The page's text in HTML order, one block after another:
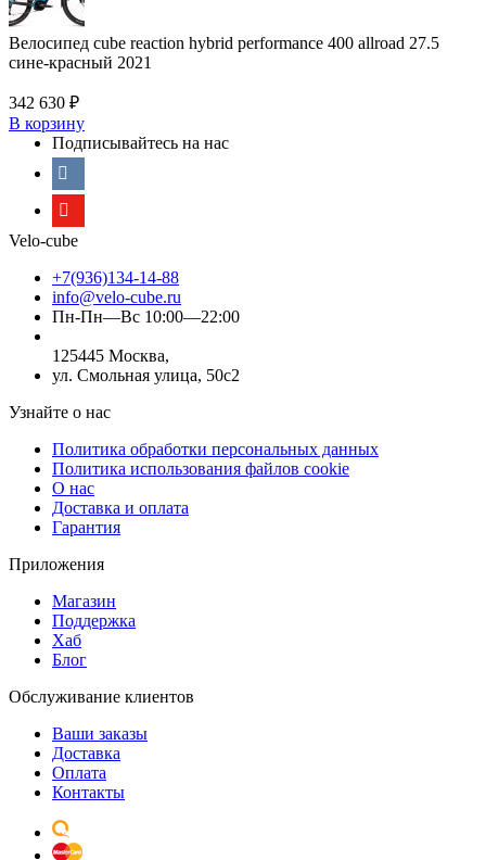
Велосипед cube reaction hybrid performance 400 allroad 27.5
сине-красный 2021
342 630 ₽
В корзину
Подписывайтесь на нас
Velo-cube
+7(936)134-14-88
info@velo-cube.ru
Пн-Пн—Вс 10:00—22:00
125445 Москва,
ул. Смольная улица, 50с2
Узнайте о нас
Политика обработки персональных данных
Политика использования файлов cookie
О нас
Доставка и оплата
Гарантия
Приложения
Магазин
Поддержка
Хаб
Блог
Обслуживание клиентов
Ваши заказы
Доставка
Оплата
Контакты